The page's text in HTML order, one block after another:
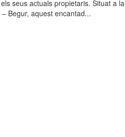
seus actuals propietaris. Situat a la
Begur, aquest encantad...